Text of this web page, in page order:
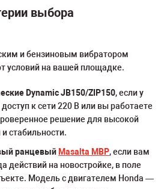
выбора
и бензиновым вибратором
условий на вашей площадке.
Dynamic JB150/ZIP150, если у
к сети 220 В или вы работаете
решение для высокой
стабильности.
ранцевый Masalta MBP, если вам
действий на новостройке, в поле
Модель с двигателем Honda —